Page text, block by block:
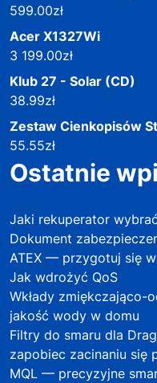
599.00zł
Acer X1327Wi
3 199.00zł
Klub 27 - Solar (CD)
38.99zł
Zestaw Cienkopisów
55.55zł
Ostatnie
Jaki rekuperator
Dokument
ATEX — przygotuj się
Jak wdrożyć QoS
Wkłady zmiękczająco-
jakość wody w domu
Filtry do smaru dla
zapobiec zacinaniu się
MQL — precyzyjne